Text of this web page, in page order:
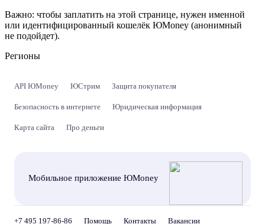
Важно: чтобы заплатить на этой странице, нужен именной
или идентифицированный кошелёк ЮMoney (анонимный
не подойдет).
Регионы
API ЮMoney ЮСтрим Защита покупателя
Безопасность в интернете Юридическая информация
Карта сайта Про деньги
Мобильное приложение ЮMoney
+7 495 197-86-86 Помощь Контакты Вакансии